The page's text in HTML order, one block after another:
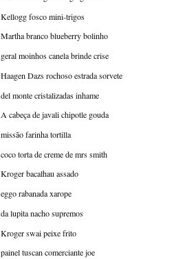
Kellogg fosco mini-trigos
Martha branco blueberry bolinho
geral moinhos canela brinde crise
Haagen Dazs rochoso estrada sorvete
del monte cristalizadas inhame
A cabeça de javali chipotle gouda
missão farinha tortilla
coco torta de creme de mrs smith
Kroger bacalhau assado
eggo rabanada xarope
da lupita nacho supremos
Kroger swai peixe frito
painel tuscan comerciante joe